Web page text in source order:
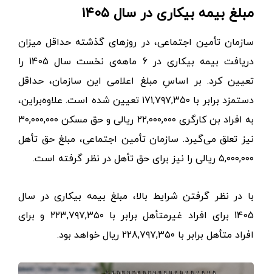
مبلغ بیمه بیکاری در سال ۱۴۰۵
سازمان تأمین اجتماعی، در روزهای گذشته حداقل میزان
دریافت بیمه بیکاری در 6 ماهه‌ی نخست سال 1405 را
تعیین کرد. بر اساسِ مبلغ اعلامی این سازمان، حداقل
دستمزد برابر با ۱۷۱,۷۹۷,۳۵۰ تعیین شده است. علاوه‌براین،
به افراد بن کارگری ۲۲,۰۰۰,۰۰۰ ریالی و حق مسکن ۳۰,۰۰۰,۰۰۰
نیز تعلق می‌گیرد. سازمان تأمین اجتماعی، مبلغ حق تأهل
۵,۰۰۰,۰۰۰ ریالی را نیز برای حق تأهل در نظر گرفته است.
با در نظر گرفتن شرایط بالا، مبلغ بیمه بیکاری در سال
1405 برای افراد غیرمتأهل برابر با ۲۲۳,۷۹۷,۳۵۰ و برای
افراد متأهل برابر با ۲۲8,۷۹۷,۳۵۰ ریال خواهد بود.